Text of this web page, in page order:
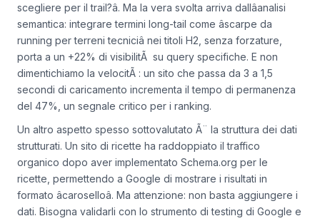
scegliere per il trail?â. Ma la vera svolta arriva dallâanalisi
semantica: integrare termini long-tail come âscarpe da
running per terreni tecniciâ nei titoli H2, senza forzature,
porta a un +22% di visibilitÃ su query specifiche. E non
dimentichiamo la velocitÃ : un sito che passa da 3 a 1,5
secondi di caricamento incrementa il tempo di permanenza
del 47%, un segnale critico per i ranking.
Un altro aspetto spesso sottovalutato Ã¨ la struttura dei dati
strutturati. Un sito di ricette ha raddoppiato il traffico
organico dopo aver implementato Schema.org per le
ricette, permettendo a Google di mostrare i risultati in
formato âcaroselloâ. Ma attenzione: non basta aggiungere i
dati. Bisogna validarli con lo strumento di testing di Google e